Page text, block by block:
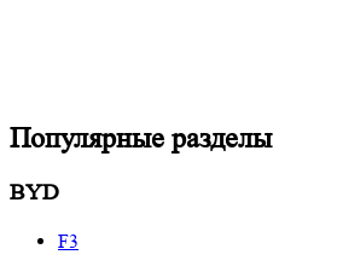
Популярные разделы
BYD
F3